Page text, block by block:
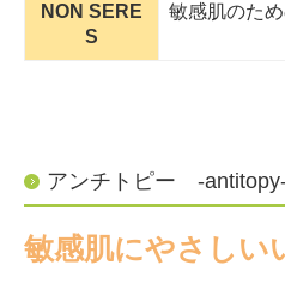
NON SERE
S
敏感肌のた
アンチトピー -
敏感肌にやさしい